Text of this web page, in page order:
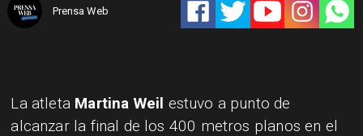
Prensa Web
La atleta Martina Weil estuvo a punto de
alcanzar la final de los 400 metros planos en el